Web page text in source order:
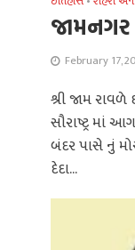
જામનગર
February 17,
શ્રી જામ
સૌરાષ્ટ્ર માં
બંદર પાસે નું
દેદા...